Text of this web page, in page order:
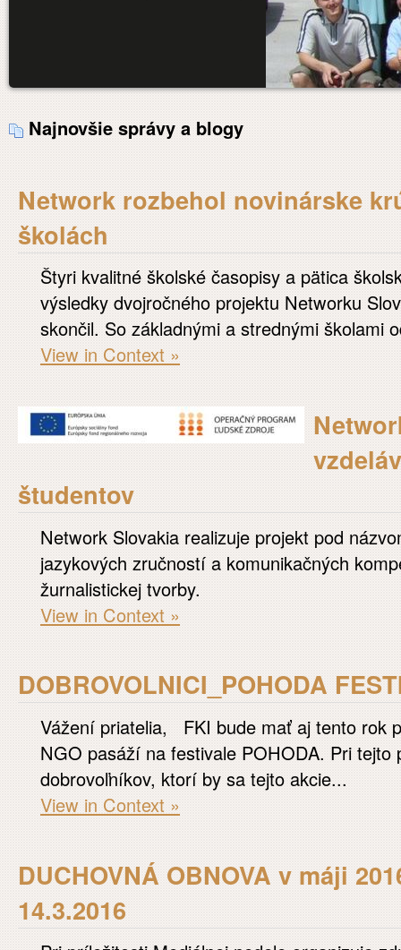
Najnovšie správy a blogy
Network rozbehol novinárske
školách
Štyri kvalitné školské časopisy a pätica
výsledky dvojročného projektu Networku
skončil. So základnými a strednými školami
View in Context »
študentov
Network Slovakia realizuje projekt pod
jazykových zručností a komunikačných
žurnalistickej tvorby.
View in Context »
DOBROVOLNICI_POHODA
Vážení priatelia, FKI bude mať aj tento rok
NGO pasáží na festivale POHODA. Pri tejto
dobrovoľníkov, ktorí by sa tejto akcie...
View in Context »
DUCHOVNÁ OBNOVA v máji
14.3.2016